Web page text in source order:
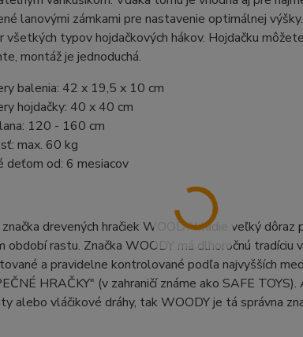
lanovými zámkami pre nastavenie optimálnej
všetkých typov hojdačkových hákov. Hojdačku
montáž je jednoduchá.
balenia: 42 x 19,5 x 10 cm
hojdačky: 40 x 40 cm
120 - 160 cm
max. 60 kg
deťom od: 6 mesiacov
drevených hračiek WOODY kladie veľký
období rastu. Značka WOODY má dlhoročnú
a pravidelne kontrolované podľa najvyšších
HRAČKY" (v zahraničí známe ako SAFE
alebo vláčikové dráhy, tak WOODY je tá správna